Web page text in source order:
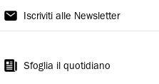
Gazzetta
Reggio
Iscriviti alle Newsletter
Sfoglia il quotidiano